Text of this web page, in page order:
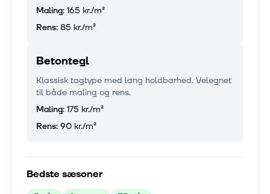
Maling: 165 kr./m²
Rens: 85 kr./m²
Betontegl
Klassisk tagtype med lang holdbarhed. Velegnet
til både maling og rens.
Maling: 175 kr./m²
Rens: 90 kr./m²
Bedste sæsoner